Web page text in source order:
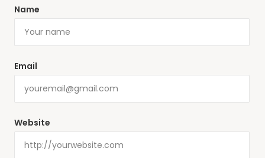
Name
Email
Website